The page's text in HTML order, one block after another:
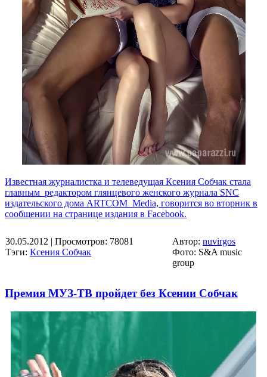
Известная журналистка и телеведущая Ксения Собчак стала
главным редактором глянцевого женского журнала SNC
издательского дома ARTCOM Media, говорится во вторник в
сообщении на странице издания в Facebook.
30.05.2012 | Просмотров: 78081
Тэги: Ксения Собчак
Автор: nuvirgos
Фото: S&A music
group
Премия МУЗ-ТВ пройдет без Ксении Собчак